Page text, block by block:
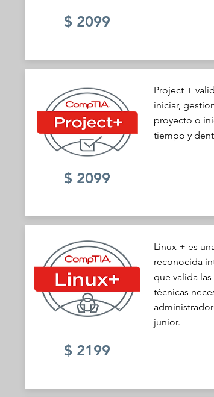
$ 2099
$ 2099
Project +
iniciar,
proyecto o
tiempo y
$ 2199
Linux + es
reconocida
que valida
técnicas
junior.